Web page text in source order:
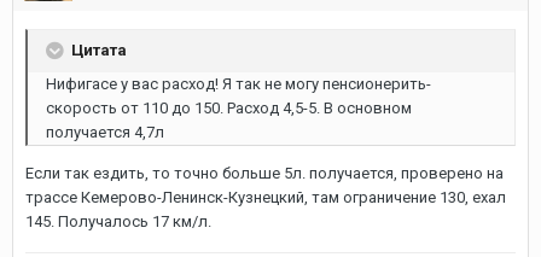
Цитата
Нифигасе у вас расход! Я так не могу пенсионерить-
скорость от 110 до 150. Расход 4,5-5. В основном
получается 4,7л
Если так ездить, то точно больше 5л. получается, проверено на
трассе Кемерово-Ленинск-Кузнецкий, там ограничение 130, ехал
145. Получалось 17 км/л.